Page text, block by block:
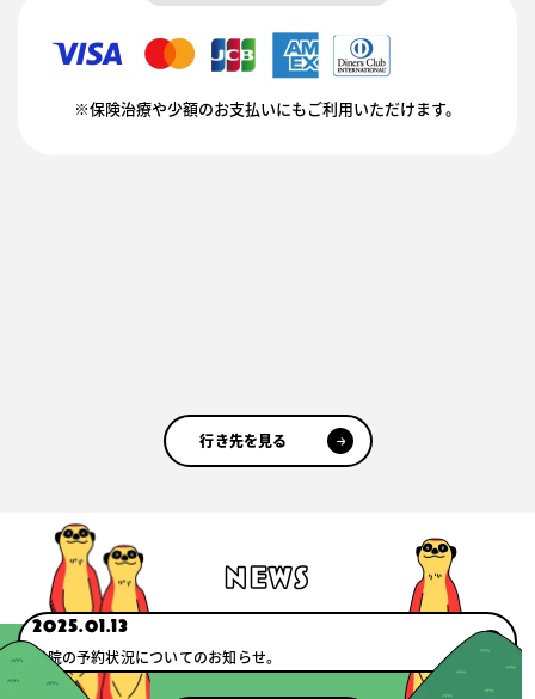
※保険治療や少額のお支払いにもご利用いただけます。
行き先を見る
news
2025.01.13
当院の予約状況についてのお知らせ。